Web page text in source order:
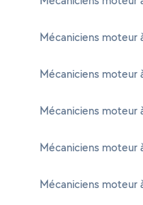
Mécaniciens moteur
Mécaniciens moteur
Mécaniciens moteur
Mécaniciens moteur
Mécaniciens moteur